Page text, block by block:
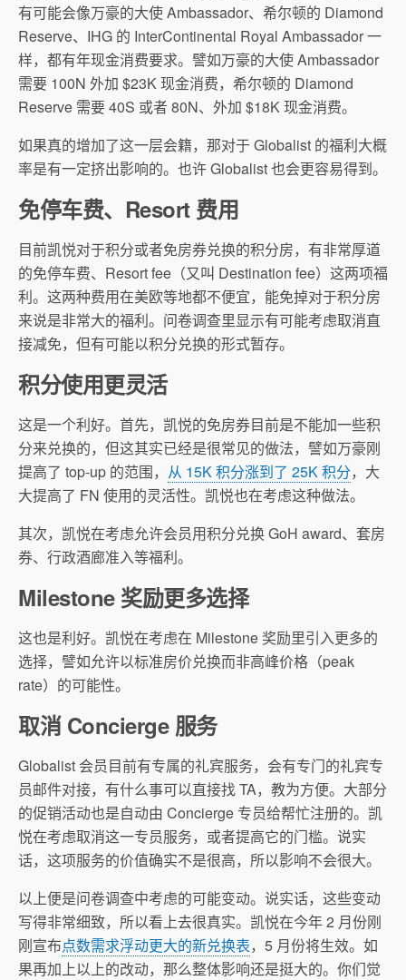
有可能会像万豪的大使 Ambassador、希尔顿的 Diamond
Reserve、IHG 的 InterContinental Royal Ambassador 一
样，都有年现金消费要求。譬如万豪的大使 Ambassador
需要 100N 外加 $23K 现金消费，希尔顿的 Diamond
Reserve 需要 40S 或者 80N、外加 $18K 现金消费。
如果真的增加了这一层会籍，那对于 Globalist 的福利大概
率是有一定挤出影响的。也许 Globalist 也会更容易得到。
免停车费、Resort 费用
目前凯悦对于积分或者免房券兑换的积分房，有非常厚道
的免停车费、Resort fee（又叫 Destination fee）这两项福
利。这两种费用在美欧等地都不便宜，能免掉对于积分房
来说是非常大的福利。问卷调查里显示有可能考虑取消直
接减免，但有可能以积分兑换的形式暂存。
积分使用更灵活
这是一个利好。首先，凯悦的免房券目前是不能加一些积
分来兑换的，但这其实已经是很常见的做法，譬如万豪刚
提高了 top-up 的范围， 从 15K 积分涨到了 25K 积分，大
大提高了 FN 使用的灵活性。凯悦也在考虑这种做法。
其次，凯悦在考虑允许会员用积分兑换 GoH award、套房
券、行政酒廊准入等福利。
Milestone 奖励更多选择
这也是利好。凯悦在考虑在 Milestone 奖励里引入更多的
选择，譬如允许以标准房价兑换而非高峰价格（peak
rate）的可能性。
取消 Concierge 服务
Globalist 会员目前有专属的礼宾服务，会有专门的礼宾专
员邮件对接，有什么事可以直接找 TA，教为方便。大部分
的促销活动也是自动由 Concierge 专员给帮忙注册的。凯
悦在考虑取消这一专员服务，或者提高它的门槛。说实
话，这项服务的价值确实不是很高，所以影响不会很大。
以上便是问卷调查中考虑的可能变动。说实话，这些变动
写得非常细致，所以看上去很真实。凯悦在今年 2 月份刚
刚宣布点数需求浮动更大的新兑换表，5 月份将生效。如
果再加上以上的改动，那么整体影响还是挺大的。你们觉